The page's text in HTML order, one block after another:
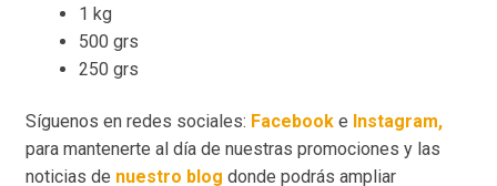
1 kg
500 grs
250 grs
Síguenos en redes sociales: Facebooke Instagram,
para mantenerte al día de nuestras promociones y las
noticias de nuestro blog donde podrás ampliar